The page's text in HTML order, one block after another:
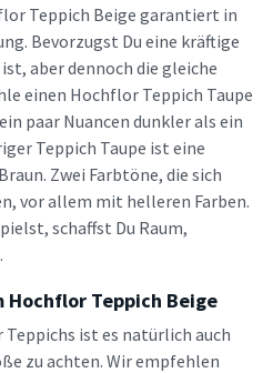
Teppich Beige garantiert in
Bevorzugst Du eine kräftige
aber dennoch die gleiche
einen Hochflor Teppich Taupe
paar Nuancen dunkler als ein
Teppich Taupe ist eine
Zwei Farbtöne, die sich
vor allem mit helleren Farben.
schaffst Du Raum,
Teppich Beige
ist es natürlich auch
zu achten. Wir empfehlen